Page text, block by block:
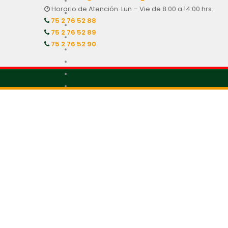
Horario de Atención: Lun – Vie de 8:00 a 14:00 hrs.
75 2 76 52 88
75 2 76 52 89
75 2 76 52 90